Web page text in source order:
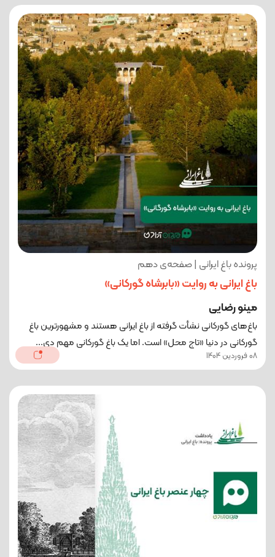
پرونده باغ ایرانی | صفحه‌ی دهم
باغ ایرانی به روایت «بابرشاه گورکانی»
مینو رضایی
باغ‌های گورکانی نشأت گرفته از باغ ایرانی هستند و مشهورترین باغ
گورکانی در دنیا «تاج محل» است. اما یک باغ گورکانی مهم دی...
08 فروردین 1404